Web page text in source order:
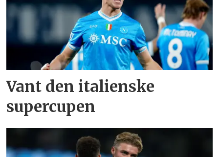
Vant den italienske
supercupen